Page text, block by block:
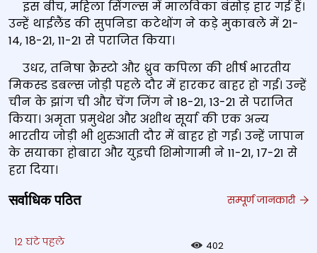
इस बीच, महिला सिंगल्‍स में मालविका बंसोड़ हार गई हैं।
उन्‍हें थाईलैंड की सुपनिडा कटेथोंग ने कड़े मुकाबले में 21-
14, 18-21, 11-21 से पराजित किया।
उधर, तनिषा क्रैस्टो और ध्रुव कपिला की शीर्ष भारतीय
मिकस्‍ड डबल्‍स जोड़ी पहले दौर में हारकर बाहर हो गई। उन्‍हें
चीन के झांग ची और चेंग जिंग ने 18-21, 13-21 से पराजित
किया। अमृता प्रमुथेश और अशीथ सूर्या की एक अन्य
भारतीय जोड़ी भी शुरुआती दौर में बाहर हो गई। उन्हें जापान
के सयाका होबारा और युइची शिमोगामी ने 11-21, 17-21 से
हरा दिया।
सर्वाधिक पठित सम्पूर्ण जानकारी
12 घंटे पहले 402